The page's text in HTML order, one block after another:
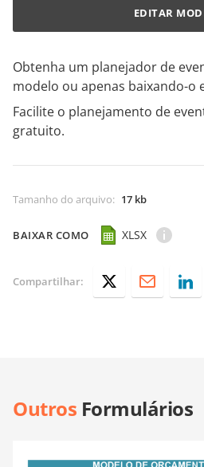
Obtenha um planejador de
modelo ou apenas baixando-o
Facilite o planejamento de
gratuito.
Tamanho do arquivo: 17 kb
BAIXAR COMO XLSX
EDITAR
Compartilhar:
Outros Formulários